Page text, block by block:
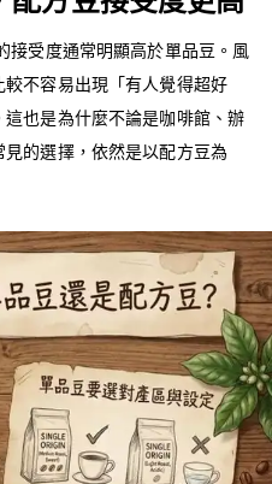
接受度通常明顯高於單品豆。風
不容易出現「有人覺得超好
也是為什麼不論是咖啡館、辦
的選擇，依然是以配方豆為